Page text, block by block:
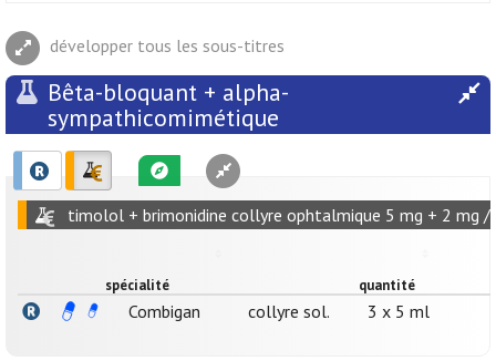
développer tous les sous-titres
Bêta-bloquant + alpha-
sympathicomimétique
timolol + brimonidine collyre ophtalmique 5 mg + 2 mg
spécialité quantité
Combigan collyre sol. 3 x 5 ml